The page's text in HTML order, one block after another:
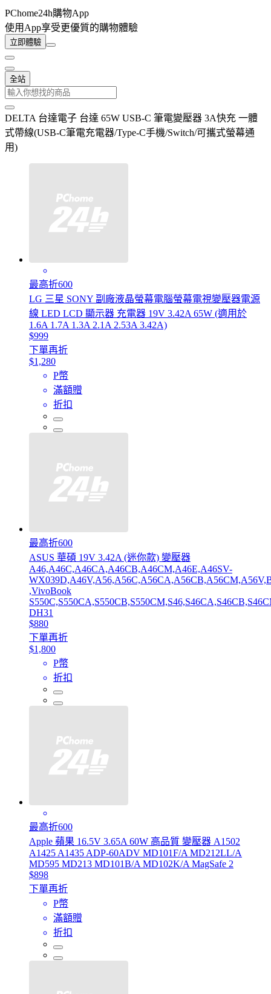
PChome24h購物App
使用App享受更優質的購物體驗
立即體驗
全站
DELTA 台達電子 台達 65W USB-C 筆電變壓器 3A快充 一體
式帶線(USB-C筆電充電器/Type-C手機/Switch/可攜式螢幕通
用)
最高折600
LG 三星 SONY 副廠液晶螢幕電腦螢幕電視變壓器電源
線 LED LCD 顯示器 充電器 19V 3.42A 65W (適用於
1.6A 1.7A 1.3A 2.1A 2.53A 3.42A)
$999
下單再折
$1,280
P幣
滿額贈
折扣
最高折600
ASUS 華碩 19V 3.42A (迷你款) 變壓器
A46,A46C,A46CA,A46CB,A46CM,A46E,A46SV-
,VivoBook
DH31
$880
下單再折
$1,800
P幣
折扣
最高折600
Apple 蘋果 16.5V 3.65A 60W 高品質 變壓器 A1502
A1425 A1435 ADP-60ADV MD101F/A MD212LL/A
MD595 MD213 MD101B/A MD102K/A MagSafe 2
$898
下單再折
P幣
滿額贈
折扣